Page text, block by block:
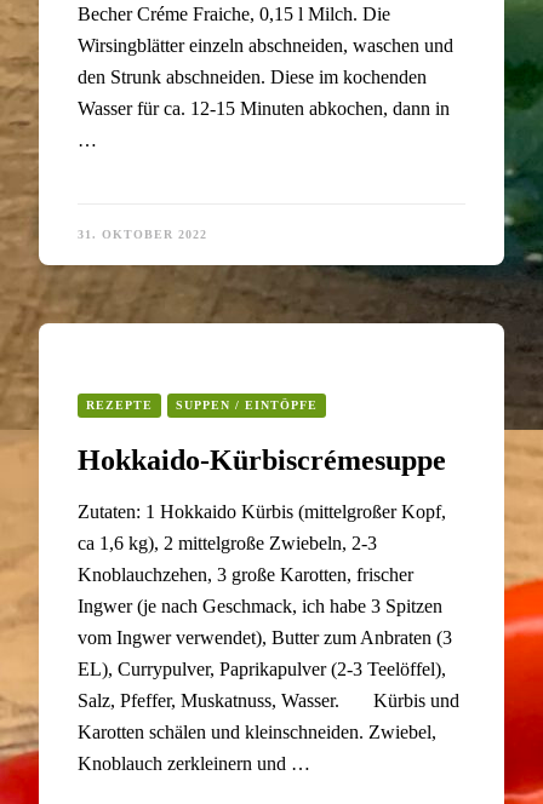
Becher Créme Fraiche, 0,15 l Milch. Die
Wirsingblätter einzeln abschneiden, waschen und
den Strunk abschneiden. Diese im kochenden
Wasser für ca. 12-15 Minuten abkochen, dann in
…
31. OKTOBER 2022
REZEPTE SUPPEN / EINTÖPFE
Hokkaido-Kürbiscrémesuppe
Zutaten: 1 Hokkaido Kürbis (mittelgroßer Kopf,
ca 1,6 kg), 2 mittelgroße Zwiebeln, 2-3
Knoblauchzehen, 3 große Karotten, frischer
Ingwer (je nach Geschmack, ich habe 3 Spitzen
vom Ingwer verwendet), Butter zum Anbraten (3
EL), Currypulver, Paprikapulver (2-3 Teelöffel),
Salz, Pfeffer, Muskatnuss, Wasser. Kürbis und
Karotten schälen und kleinschneiden. Zwiebel,
Knoblauch zerkleinern und …